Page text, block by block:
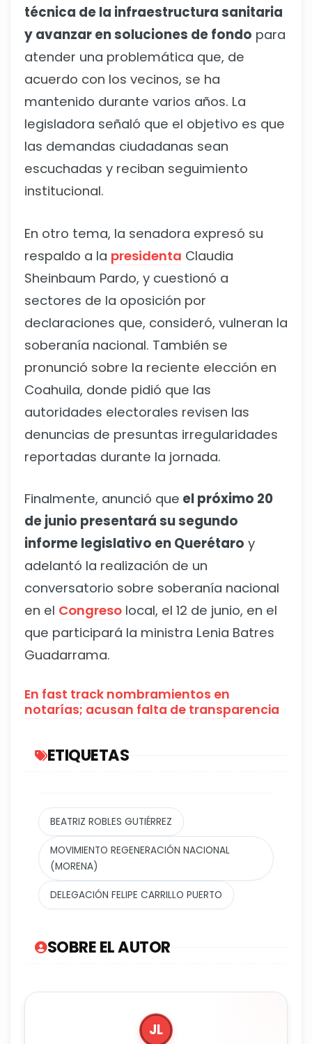
técnica de la infraestructura sanitaria
y avanzar en soluciones de fondo para
atender una problemática que, de
acuerdo con los vecinos, se ha
mantenido durante varios años. La
legisladora señaló que el objetivo es que
las demandas ciudadanas sean
escuchadas y reciban seguimiento
institucional.
En otro tema, la senadora expresó su
respaldo a la presidenta Claudia
Sheinbaum Pardo, y cuestionó a
sectores de la oposición por
declaraciones que, consideró, vulneran la
soberanía nacional. También se
pronunció sobre la reciente elección en
Coahuila, donde pidió que las
autoridades electorales revisen las
denuncias de presuntas irregularidades
reportadas durante la jornada.
Finalmente, anunció que el próximo 20
de junio presentará su segundo
informe legislativo en Querétaro y
adelantó la realización de un
conversatorio sobre soberanía nacional
en el Congreso local, el 12 de junio, en el
que participará la ministra Lenia Batres
Guadarrama.
En fast track nombramientos en
notarías; acusan falta de transparencia
ETIQUETAS
BEATRIZ ROBLES GUTIÉRREZ
MOVIMIENTO REGENERACIÓN NACIONAL
(MORENA)
DELEGACIÓN FELIPE CARRILLO PUERTO
SOBRE EL AUTOR
JL